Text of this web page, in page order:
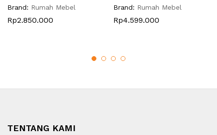
Brand: Rumah Mebel
Rp2.850.000
Brand: Rumah Mebel
Rp4.599.000
TENTANG KAMI